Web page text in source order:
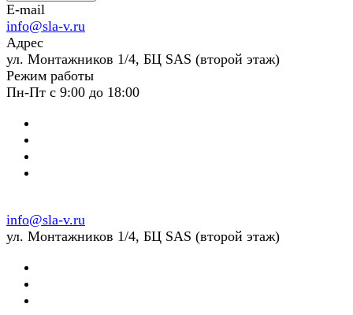
E-mail
info@sla-v.ru
Адрес
ул. Монтажников 1/4, БЦ SAS (второй этаж)
Режим работы
Пн-Пт с 9:00 до 18:00
info@sla-v.ru
ул. Монтажников 1/4, БЦ SAS (второй этаж)